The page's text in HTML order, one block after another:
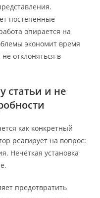
постепенные
опирается на
экономит время
отклоняться в
статьи и не
как конкретный
реагирует на вопрос:
Нечёткая установка
предотвратить